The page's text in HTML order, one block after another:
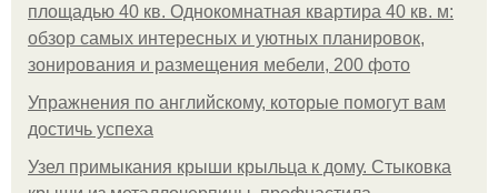
площадью 40 кв. Однокомнатная квартира 40 кв. м:
обзор самых интересных и уютных планировок,
зонирования и размещения мебели, 200 фото
Упражнения по английскому, которые помогут вам
достичь успеха
Узел примыкания крыши крыльца к дому. Стыковка